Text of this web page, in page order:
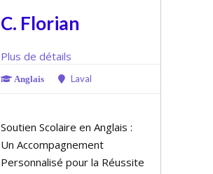
C. Florian
Plus de détails
Anglais Laval
Soutien Scolaire en Anglais :
Un Accompagnement
Personnalisé pour la Réussite